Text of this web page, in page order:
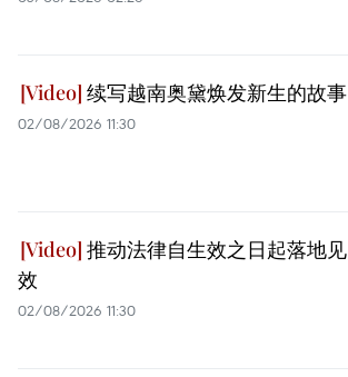
续写越南奥黛焕发新生的故事
02/08/2026 11:30
推动法律自生效之日起落地见
效
02/08/2026 11:30